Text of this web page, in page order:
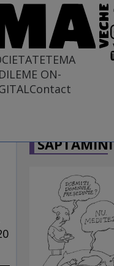
TEMA
DILEME ON-
Contact